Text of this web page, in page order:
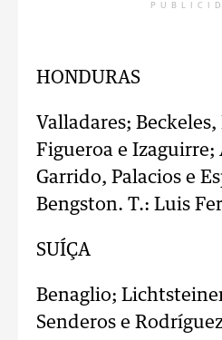
HONDURAS
Valladares;
Figueroa e Izaguirre;
Garrido, Palacios e
Bengston. T.: Luis
SUÍÇA
Benaglio;
Senderos e